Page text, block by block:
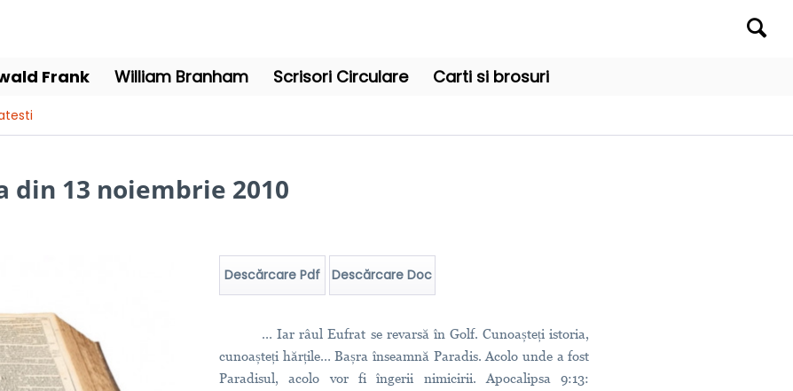
Frank William Branham Scrisori Circulare Carti si brosuri
13 noiembrie 2010
Descărcare Pdf Descărcare Doc
… Iar râul Eufrat se revarsă în Golf. Cunoașteți istoria,
cunoașteți hărțile… Bașra înseamnă Paradis. Acolo unde a fost
Paradisul, acolo vor fi îngerii nimicirii. Apocalipsa 9:13: